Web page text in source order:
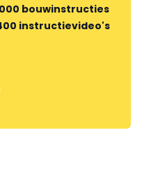
bouwinstructies
instructievideo's